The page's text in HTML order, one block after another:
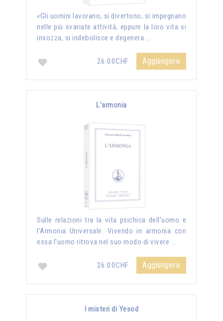
«Gli uomini lavorano, si divertono, si impegnano
nelle più svariate attività, eppure la loro vita si
insozza, si indebolisce e degenera …
26.00CHF Aggiungere
L'armonia
Sulle relazioni tra la vita psichica dell’uomo e
l’Armonia Universale. Vivendo in armonia con
essa l'uomo ritrova nel suo modo di vivere …
26.00CHF Aggiungere
I misteri di Yesod